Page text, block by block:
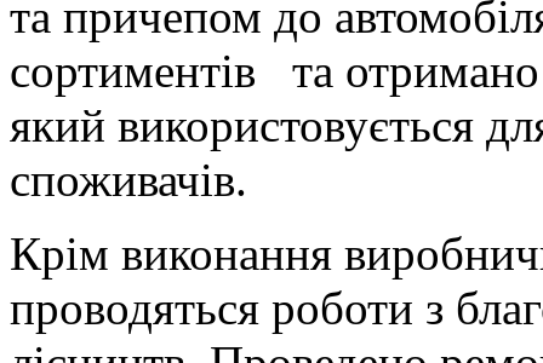
та причепом до
сортиментів та
який використовується
споживачів.
Крім виконання
проводяться роботи з